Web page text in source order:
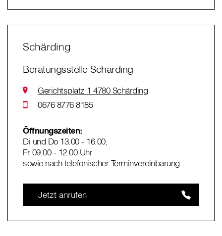
Schärding
Beratungsstelle Schärding
Gerichtsplatz 1 4780 Schärding
0676 8776 8185
Öffnungszeiten:
Di und Do 13.00 - 16.00,
Fr 09.00 - 12.00 Uhr
sowie nach telefonischer Terminvereinbarung
Jetzt anrufen